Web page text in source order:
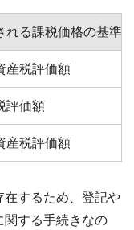
れる課税価格の基準
産税評価額
評価額
産税評価額
在するため、登記や
関する手続きなの